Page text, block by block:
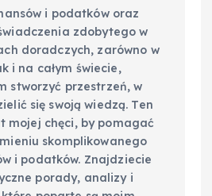
i podatków oraz
zdobytego w
doradczych, zarówno w
i na całym świecie,
stworzyć przestrzeń, w
się swoją wiedzą. Ten
mojej chęci, by pomagać
skomplikowanego
i podatków. Znajdziecie
porady, analizy i